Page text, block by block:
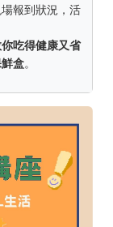
報到狀況，活
吃得健康又省
盒。